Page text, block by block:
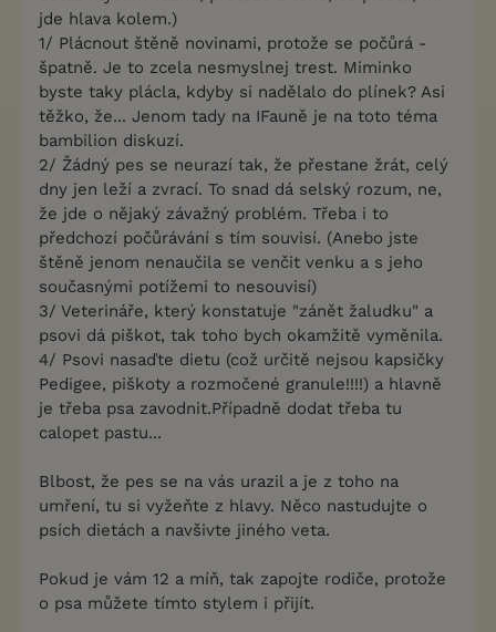
jde hlava kolem.)
1/ Plácnout štěně novinami, protože se počůrá -
špatně. Je to zcela nesmyslnej trest. Miminko
byste taky plácla, kdyby si nadělalo do plínek? Asi
těžko, že... Jenom tady na IFauně je na toto téma
bambilion diskuzí.
2/ Žádný pes se neurazí tak, že přestane žrát, celý
dny jen leží a zvrací. To snad dá selský rozum, ne,
že jde o nějaký závažný problém. Třeba i to
předchozí počůrávání s tím souvisí. (Anebo jste
štěně jenom nenaučila se venčit venku a s jeho
současnými potížemi to nesouvisí)
3/ Veterináře, který konstatuje "zánět žaludku" a
psovi dá piškot, tak toho bych okamžitě vyměnila.
4/ Psovi nasaďte dietu (což určitě nejsou kapsičky
Pedigee, piškoty a rozmočené granule!!!!) a hlavně
je třeba psa zavodnit.Případně dodat třeba tu
calopet pastu...
Blbost, že pes se na vás urazil a je z toho na
umření, tu si vyžeňte z hlavy. Něco nastudujte o
psích dietách a navšivte jiného veta.
Pokud je vám 12 a míň, tak zapojte rodiče, protože
o psa můžete tímto stylem i přijít.